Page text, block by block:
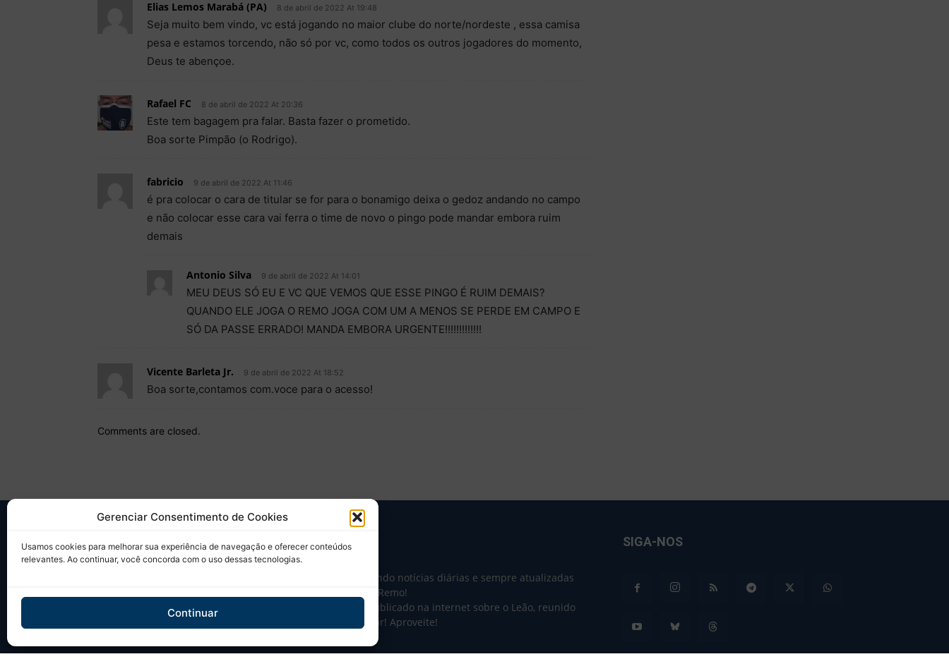
Gerenciar Consentimento de Cookies
Usamos cookies para melhorar sua experiência de navegação e oferecer conteúdos
relevantes. Ao continuar, você concorda com o uso dessas tecnologias.
Continuar
Elias Lemos Marabá (PA) 8 de abril de 2022 At 19:48
Seja muito bem vindo, vc está jogando no maior clube do norte/nordeste , essa camisa
pesa e estamos torcendo, não só por vc, como todos os outros jogadores do momento,
Deus te abençoe.
Rafael FC 8 de abril de 2022 At 20:36
Este tem bagagem pra falar. Basta fazer o prometido.
Boa sorte Pimpão (o Rodrigo).
fabricio 9 de abril de 2022 At 11:46
é pra colocar o cara de titular se for para o bonamigo deixa o gedoz andando no campo
e não colocar esse cara vai ferra o time de novo o pingo pode mandar embora ruim
demais
Antonio Silva 9 de abril de 2022 At 14:01
MEU DEUS SÓ EU E VC QUE VEMOS QUE ESSE PINGO É RUIM DEMAIS?
QUANDO ELE JOGA O REMO JOGA COM UM A MENOS SE PERDE EM CAMPO E
SÓ DA PASSE ERRADO! MANDA EMBORA URGENTE!!!!!!!!!!!!!
Vicente Barleta Jr. 9 de abril de 2022 At 18:52
Boa sorte,contamos com.voce para o acesso!
Comments are closed.
SOBRE NÓS
Desde 2004 trazendo notícias diárias e sempre atualizadas
sobre o Clube do Remo!
Tudo o que sai publicado na internet sobre o Leão, reunido
em um único lugar! Aproveite!
SIGA-NOS